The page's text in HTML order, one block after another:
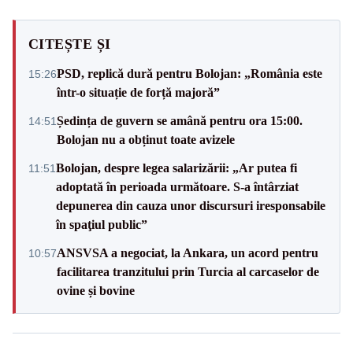
CITEȘTE ȘI
15:26PSD, replică dură pentru Bolojan: „România este
într-o situație de forță majoră”
14:51Ședința de guvern se amână pentru ora 15:00.
Bolojan nu a obținut toate avizele
11:51Bolojan, despre legea salarizării: „Ar putea fi
adoptată în perioada următoare. S-a întârziat
depunerea din cauza unor discursuri iresponsabile
în spaţiul public”
10:57ANSVSA a negociat, la Ankara, un acord pentru
facilitarea tranzitului prin Turcia al carcaselor de
ovine și bovine